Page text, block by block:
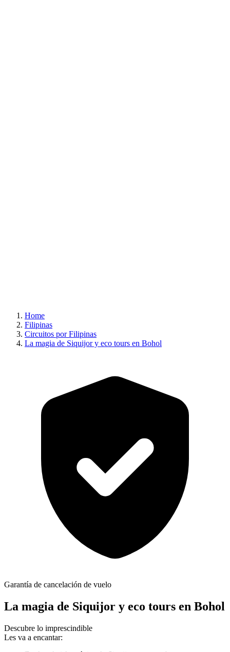
Home
Filipinas
Circuitos por Filipinas
La magia de Siquijor y eco tours en Bohol
Garantía de cancelación de vuelo
La magia de Siquijor y eco tours en Bohol
Descubre lo imprescindible
Les va a encantar: